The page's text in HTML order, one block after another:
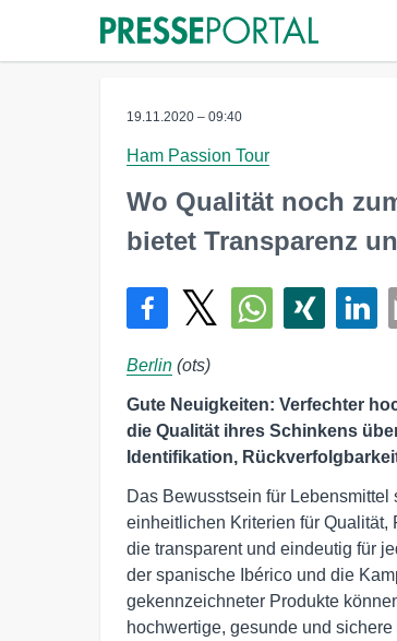
19.11.2020 – 09:40
Ham Passion Tour
Wo Qualität noch
bietet Transparenz
Berlin (ots)
Gute Neuigkeiten: Verfechter
die Qualität ihres Schinkens
Identifikation,
Das Bewusstsein für
einheitlichen Kriterien für
die transparent und eindeutig für
der spanische Ibérico und die
gekennzeichneter Produkte
hochwertige, gesunde und